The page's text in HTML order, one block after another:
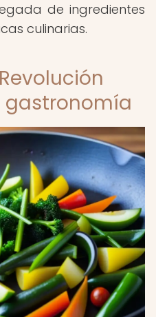
de ingredientes
culinarias.
gastronomía